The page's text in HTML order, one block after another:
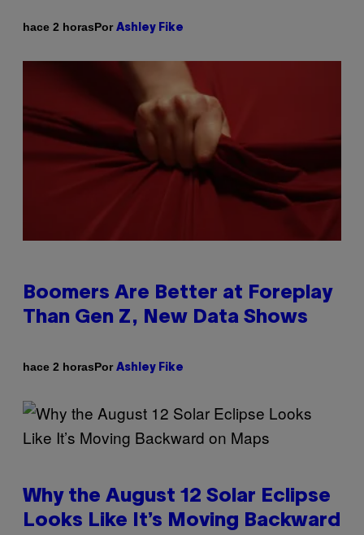
hace 2 horasPor Ashley Fike
Boomers Are Better at Foreplay
Than Gen Z, New Data Shows
hace 2 horasPor Ashley Fike
Why the August 12 Solar Eclipse
Looks Like It’s Moving Backward